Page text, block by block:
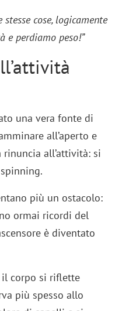
cose, logicamente
e perdiamo peso!”
una vera fonte di
all’aperto e
all’attività: si
più un ostacolo:
ormai ricordi del
è diventato
il corpo si riflette
più spesso allo